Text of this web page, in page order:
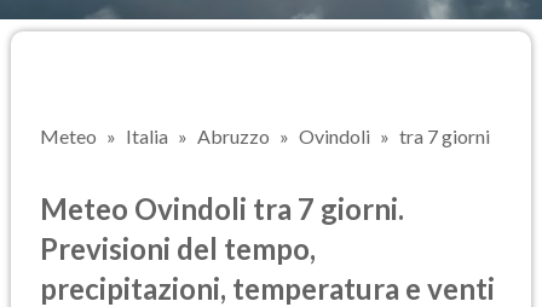
Meteo Italia Abruzzo Ovindoli tra 7 giorni
Meteo Ovindoli tra 7 giorni.
Previsioni del tempo,
precipitazioni, temperatura e venti